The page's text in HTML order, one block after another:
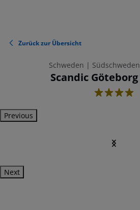
Zurück zur Übersicht
Schweden |
Scandic
4
Previous
Next